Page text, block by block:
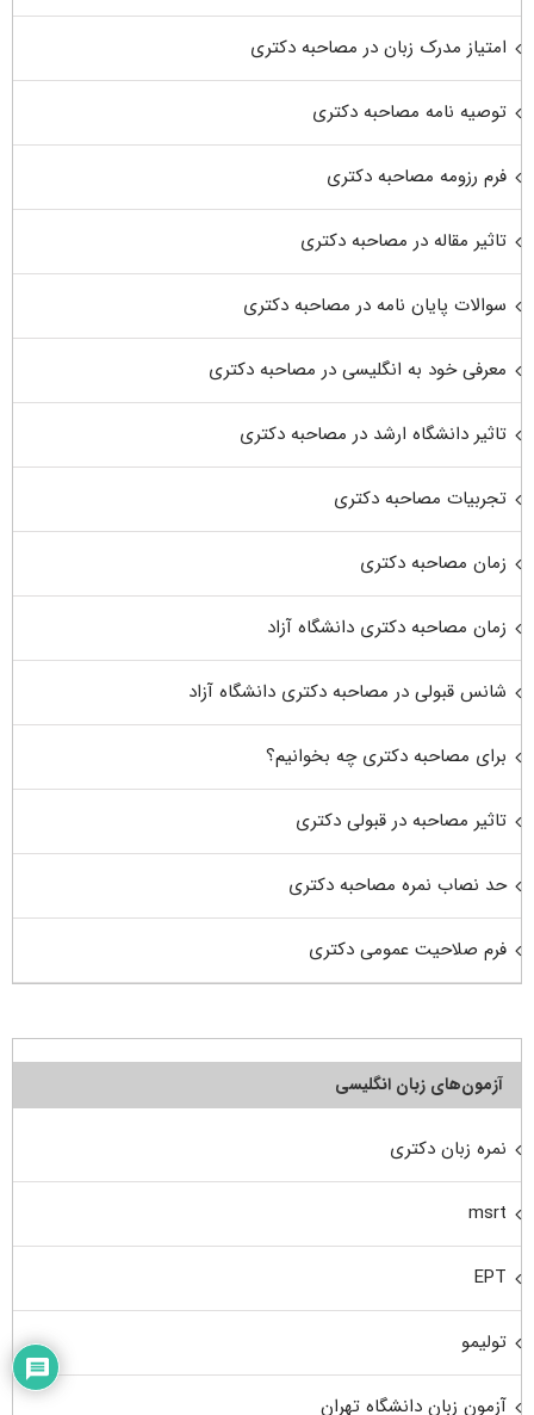
امتیاز مدرک زبان در مصاحبه دکتری
توصیه نامه مصاحبه دکتری
فرم رزومه مصاحبه دکتری
تاثیر مقاله در مصاحبه دکتری
سوالات پایان نامه در مصاحبه دکتری
معرفی خود به انگلیسی در مصاحبه دکتری
تاثیر دانشگاه ارشد در مصاحبه دکتری
تجربیات مصاحبه دکتری
زمان مصاحبه دکتری
زمان مصاحبه دکتری دانشگاه آزاد
شانس قبولی در مصاحبه دکتری دانشگاه آزاد
برای مصاحبه دکتری چه بخوانیم؟
تاثیر مصاحبه در قبولی دکتری
حد نصاب نمره مصاحبه دکتری
فرم صلاحیت عمومی دکتری
آزمون‌های زبان انگلیسی
نمره زبان دکتری
msrt
EPT
تولیمو
آزمون زبان دانشگاه تهران